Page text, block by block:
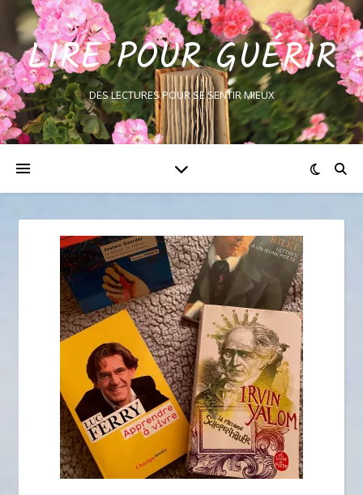
LIRE POUR GUÉRIR
DES LECTURES POUR SE SENTIR MIEUX